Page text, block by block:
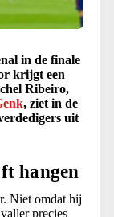
in de finale
krijgt een
Ribeiro,
, ziet in de
uit
hangen
Niet omdat hij
precies